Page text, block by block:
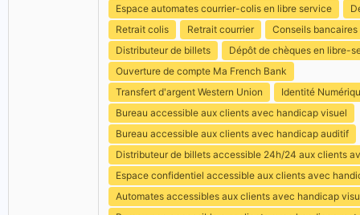
Espace automates courrier-colis en libre service
Retrait colis
Retrait courrier
Conseils bancaires
Distributeur de billets
Dépôt de chèques en libre-
Ouverture de compte Ma French Bank
Transfert d'argent Western Union
Identité
Bureau accessible aux clients avec handicap visuel
Bureau accessible aux clients avec handicap auditif
Distributeur de billets accessible 24h/24 aux clients
Espace confidentiel accessible aux clients avec
Automates accessibles aux clients avec handicap